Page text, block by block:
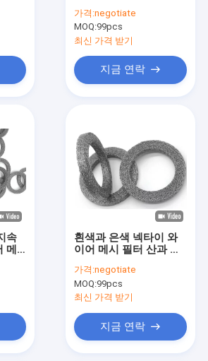
가격:negotiate
MOQ:99pcs
최신 가격 받기
지금 연락
속
메
흰색과 은색 넥타이 와
이어 메시 필터 산과 알
가격:negotiate
MOQ:99pcs
최신 가격 받기
지금 연락